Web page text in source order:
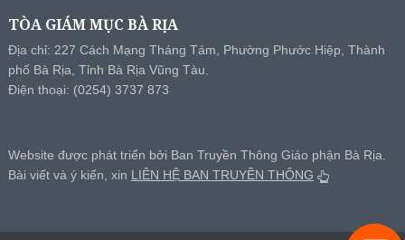
TÒA GIÁM MỤC BÀ RỊA
Địa chỉ: 227 Cách Mạng Tháng Tám, Phường Phước Hiệp, Thành
phố Bà Rịa, Tỉnh Bà Rịa Vũng Tàu.
Điện thoại: (0254) 3737 873
Website được phát triển bởi Ban Truyền Thông Giáo phận Bà Rịa.
Bài viết và ý kiến, xin LIÊN HỆ BAN TRUYỀN THÔNG